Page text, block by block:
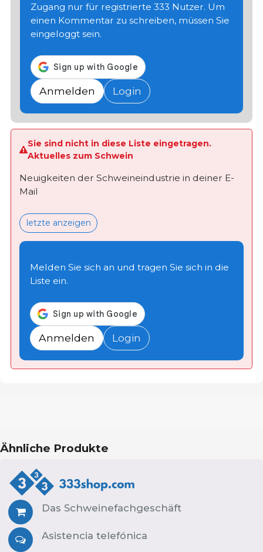
Zugang nur für registrierte 333 Nutzer. Um
einen Kommentar zu schreiben, müssen Sie
eingeloggt sein.
Anmelden Login
Sie sind nicht in diese Liste eingetragen.
Aktuelles zum Schwein
Neuigkeiten der Schweineindustrie in deiner E-
Mail
letzte anzeigen
Melden Sie sich an und tragen Sie sich in die
Liste ein.
Anmelden Login
Ähnliche Produkte
Das Schweinefachgeschäft
Asistencia telefónica